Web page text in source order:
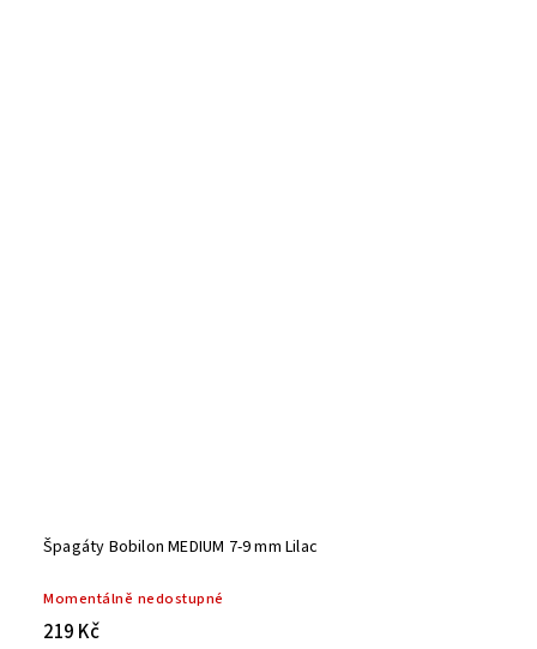
Špagáty Bobilon MEDIUM 7-9 mm Lilac
Momentálně nedostupné
219 Kč